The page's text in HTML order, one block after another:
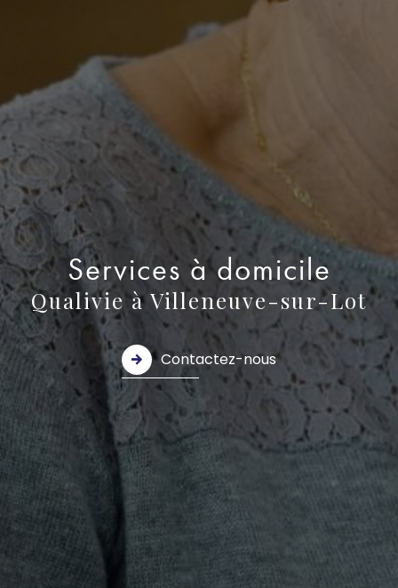
Services à domicile
Qualivie à Villeneuve-sur-Lot
Contactez-nous